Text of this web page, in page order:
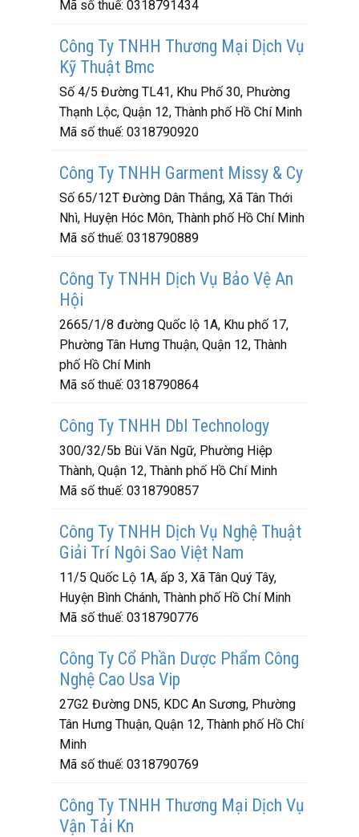
Mã số thuế: 0318791434
Công Ty TNHH Thương Mại Dịch Vụ
Kỹ Thuật Bmc
Số 4/5 Đường TL41, Khu Phố 30, Phường
Thạnh Lộc, Quận 12, Thành phố Hồ Chí Minh
Mã số thuế: 0318790920
Công Ty TNHH Garment Missy & Cy
Số 65/12T Đường Dân Thắng, Xã Tân Thới
Nhì, Huyện Hóc Môn, Thành phố Hồ Chí Minh
Mã số thuế: 0318790889
Công Ty TNHH Dịch Vụ Bảo Vệ An
Hội
2665/1/8 đường Quốc lộ 1A, Khu phố 17,
Phường Tân Hưng Thuận, Quận 12, Thành
phố Hồ Chí Minh
Mã số thuế: 0318790864
Công Ty TNHH Dbl Technology
300/32/5b Bùi Văn Ngữ, Phường Hiệp
Thành, Quận 12, Thành phố Hồ Chí Minh
Mã số thuế: 0318790857
Công Ty TNHH Dịch Vụ Nghệ Thuật
Giải Trí Ngôi Sao Việt Nam
11/5 Quốc Lộ 1A, ấp 3, Xã Tân Quý Tây,
Huyện Bình Chánh, Thành phố Hồ Chí Minh
Mã số thuế: 0318790776
Công Ty Cổ Phần Dược Phẩm Công
Nghệ Cao Usa Vip
27G2 Đường DN5, KDC An Sương, Phường
Tân Hưng Thuận, Quận 12, Thành phố Hồ Chí
Minh
Mã số thuế: 0318790769
Công Ty TNHH Thương Mại Dịch Vụ
Vận Tải Kn